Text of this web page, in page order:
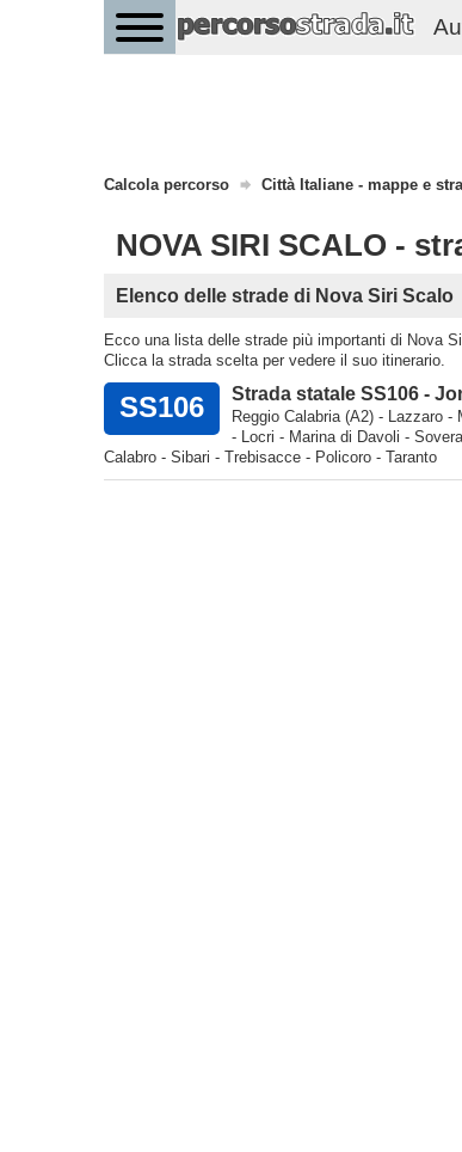
Calcola percorso Città Italiane - mappe e
NOVA SIRI SCALO -
Elenco delle strade di Nova Siri Scalo
Ecco una lista delle strade più importanti di Nova
Clicca la strada scelta per vedere il suo itinerario.
SS106 Strada statale SS106 -
Reggio Calabria (A2) - Lazzaro
- Locri - Marina di Davoli -
Calabro - Sibari - Trebisacce - Policoro - Taranto